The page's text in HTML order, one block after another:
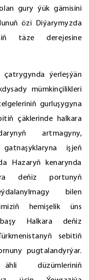
gury ýük gämisini
özi Diýarymyzda
täze derejesine
çatrygynda ýerleşýän
mümkinçilikleri
gurluşygyna
çäklerinde halkara
artmagyny,
işjeň
Hazaryň kenarynda
deňiz portunyň
bilen
hemişelik üns
Halkara deňiz
sebitiň
pugtalandyrýar.
düzümleriniň